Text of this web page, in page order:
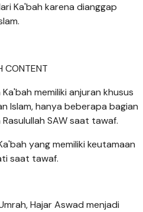
Ka'bah karena dianggap
CONTENT
memiliki anjuran khusus
Islam, hanya beberapa bagian
SAW saat tawaf.
yang memiliki keutamaan
saat tawaf.
Hajar Aswad menjadi